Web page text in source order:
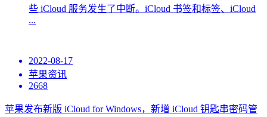
些 iCloud 服务发生了中断。iCloud 书签和标签、iCloud
...
2022-08-17
苹果资讯
2668
苹果发布新版 iCloud for Windows，新增 iCloud 钥匙串密码管